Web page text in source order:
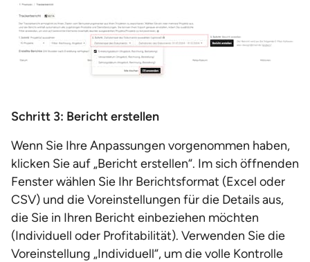
Schritt 3: Bericht erstellen
Wenn Sie Ihre Anpassungen vorgenommen haben,
klicken Sie auf „Bericht erstellen“. Im sich öffnenden
Fenster wählen Sie Ihr Berichtsformat (Excel oder
CSV) und die Voreinstellungen für die Details aus,
die Sie in Ihren Bericht einbeziehen möchten
(Individuell oder Profitabilität). Verwenden Sie die
Voreinstellung „Individuell“, um die volle Kontrolle